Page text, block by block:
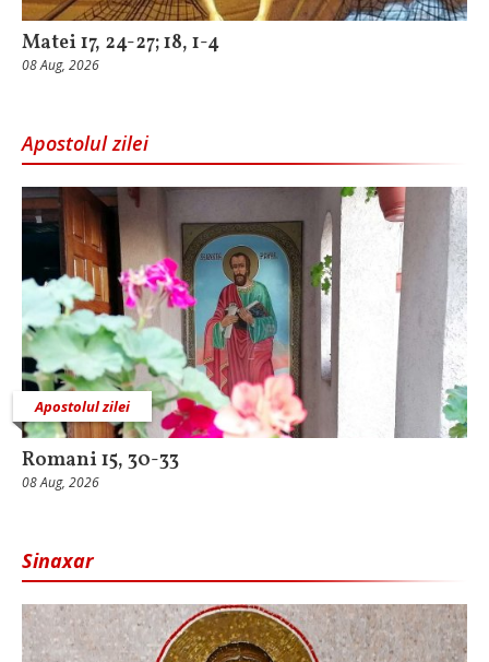
Matei 17, 24-27; 18, 1-4
08 Aug, 2026
Apostolul zilei
Apostolul zilei
Romani 15, 30-33
08 Aug, 2026
Sinaxar